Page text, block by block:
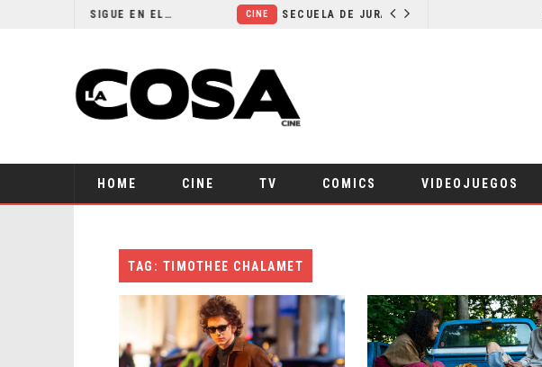
¿POR QUÉ FREE GUY 2 SIGUE EN EL LIMBO?
HOME CINE TV COMICS VIDEOJUEGOS
TAG: TIMOTHEE CHALAMET